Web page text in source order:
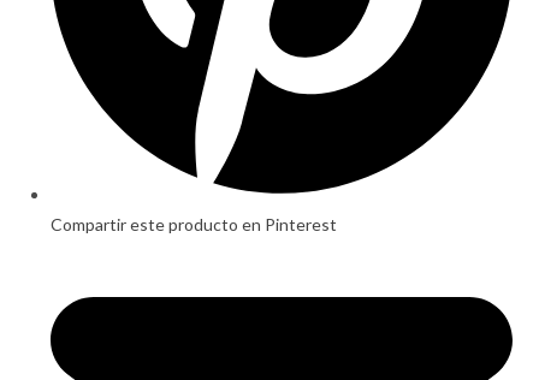
Compartir este producto en Pinterest
a
new
window